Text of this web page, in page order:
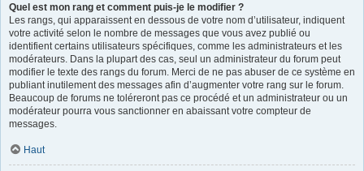
Quel est mon rang et comment puis-je le modifier ?
Les rangs, qui apparaissent en dessous de votre nom d’utilisateur, indiquent
votre activité selon le nombre de messages que vous avez publié ou
identifient certains utilisateurs spécifiques, comme les administrateurs et les
modérateurs. Dans la plupart des cas, seul un administrateur du forum peut
modifier le texte des rangs du forum. Merci de ne pas abuser de ce système en
publiant inutilement des messages afin d’augmenter votre rang sur le forum.
Beaucoup de forums ne toléreront pas ce procédé et un administrateur ou un
modérateur pourra vous sanctionner en abaissant votre compteur de
messages.
Haut